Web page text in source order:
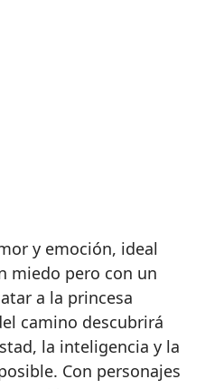
y emoción, ideal
miedo pero con un
a la princesa
camino descubrirá
la inteligencia y la
Con personajes